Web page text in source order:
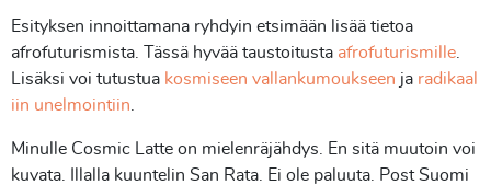
Esityksen innoittamana ryhdyin etsimään lisää tietoa
afrofuturismista. Tässä hyvää taustoitusta afrofuturismille
Lisäksi voi tutustua kosmiseen vallankumoukseen ja radikaal
iin unelmointiin
Minulle Cosmic Latte on mielenräjähdys. En sitä muutoin voi
kuvata. Illalla kuuntelin San Rata. Ei ole paluuta. Post Suomi